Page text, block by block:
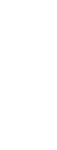
ke favorit